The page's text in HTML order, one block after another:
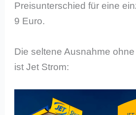
Preisunterschied für eine
9 Euro.
Die seltene Ausnahme
ist Jet Strom: